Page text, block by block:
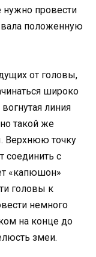
нужно провести
положенную
от головы,
широко
линия
такой же
Верхнюю точку
соединить с
«капюшон»
головы к
немного
на конце до
змеи.